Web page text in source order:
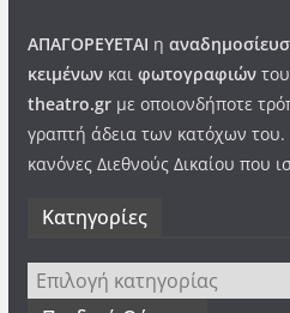
ΑΠΑΓΟΡΕΥΕΤΑΙ η
κειμένωνκαι φωτογραφιώντου
theatro.grμε οποιονδήποτε
γραπτή άδεια των κατόχων του.
κανόνες Διεθνούς Δικαίου που
Kατηγορίες
Kατηγορίες